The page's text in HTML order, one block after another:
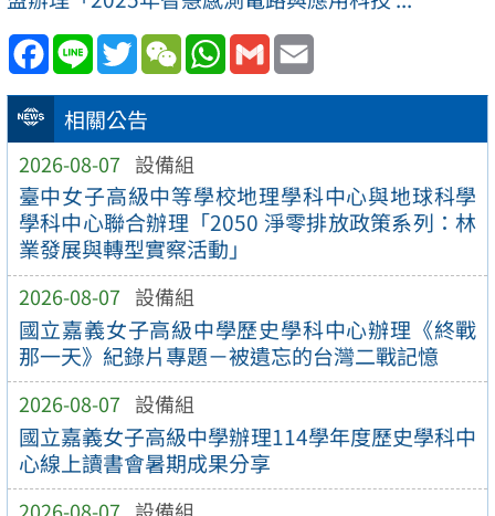
相關公告
2026-08-07 設備組
臺中女子高級中等學校地理學科中心與地球科學
學科中心聯合辦理「2050 淨零排放政策系列：林
業發展與轉型實察活動」
2026-08-07 設備組
國立嘉義女子高級中學歷史學科中心辦理《終戰
那一天》紀錄片專題－被遺忘的台灣二戰記憶
2026-08-07 設備組
國立嘉義女子高級中學辦理114學年度歷史學科中
心線上讀書會暑期成果分享
Facebook
Line TwitterWeChatWhatsApp
Gmail